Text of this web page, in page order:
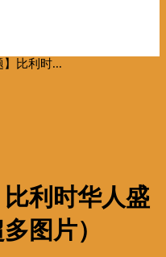
】比利时...
比利时华人盛
图片）